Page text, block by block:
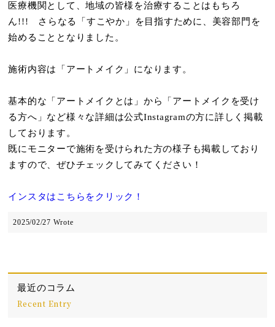
最近のコラム
Recent Entry
医療機関として、地域の皆様を治療することはもちろ
ん!!! さらなる「すこやか」を目指すために、美容部門を
始めることとなりました。
施術内容は「アートメイク」になります。
基本的な「アートメイクとは」から「アートメイクを受け
る方へ」など様々な詳細は公式Instagramの方に詳しく掲載
しております。
既にモニターで施術を受けられた方の様子も掲載しており
ますので、ぜひチェックしてみてください！
インスタはこちらをクリック！
2025/02/27 Wrote